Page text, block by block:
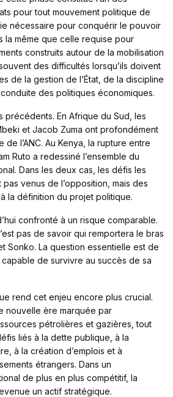
pour tout mouvement politique de
nécessaire pour conquérir le pouvoir
la même que celle requise pour
construits autour de la mobilisation
des difficultés lorsqu’ils doivent
de la gestion de l’État, de la discipline
des politiques économiques.
précédents. En Afrique du Sud, les
et Jacob Zuma ont profondément
l’ANC. Au Kenya, la rupture entre
Ruto a redessiné l’ensemble du
Dans les deux cas, les défis les
venus de l’opposition, mais des
la définition du projet politique.
confronté à un risque comparable.
pas de savoir qui remportera le bras
Sonko. La question essentielle est de
de survivre au succès de sa
rend cet enjeu encore plus crucial.
nouvelle ère marquée par
pétrolières et gazières, tout
liés à la dette publique, à la
à la création d’emplois et à
étrangers. Dans un
de plus en plus compétitif, la
un actif stratégique.